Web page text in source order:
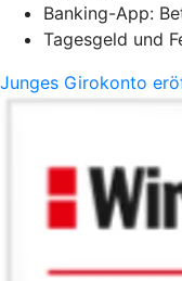
Banking-App:
Tagesgeld und
Junges Girokonto